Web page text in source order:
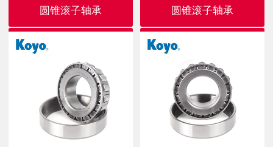
圆锥滚子轴承 圆锥滚子轴承